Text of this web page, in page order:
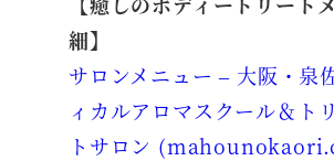
細】
サロンメニュー – 大阪・
ィカルアロマスクール＆ト
トサロン